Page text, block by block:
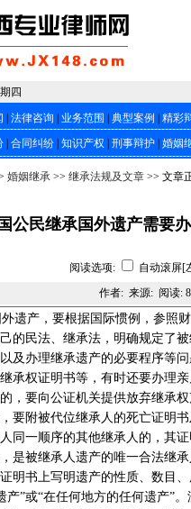
四
法律咨询 业务范围 典型案例
精彩
合同纠纷 知识产权 刑事辩护 婚姻
婚姻继承 >> 继承法规及文章 >> 文章
公民继承国外遗产需要
阅读选项:
自动滚屏[
作者: 来源: 阅读:
遗产，要根据国际惯例，参照
的民法、继承法，明确规定了
及办理继承遗产的必要程序等
承权证明书等，有时还要办理
，要向公证机关提供放弃继承
要附被代位继承人的死亡证明
同一顺序的其他继承人的，其
是被继承人遗产的唯一合法继
明书上写明遗产的性质、数目
产”或“在任何地方的任何遗产”